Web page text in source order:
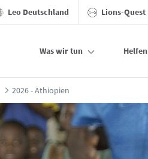
Leo Deutschland Lions-Quest
Was wir tun Helfen
2026 - Äthiopien